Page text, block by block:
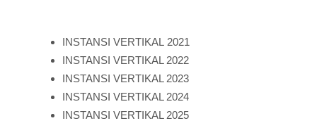
INSTANSI VERTIKAL 2021
INSTANSI VERTIKAL 2022
INSTANSI VERTIKAL 2023
INSTANSI VERTIKAL 2024
INSTANSI VERTIKAL 2025